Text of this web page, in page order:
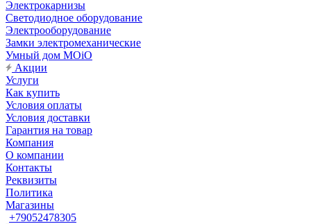
Электрокарнизы
Светодиодное оборудование
Электрооборудование
Замки электромеханические
Умный дом MOiO
Акции
Услуги
Как купить
Условия оплаты
Условия доставки
Гарантия на товар
Компания
О компании
Контакты
Реквизиты
Политика
Магазины
+79052478305